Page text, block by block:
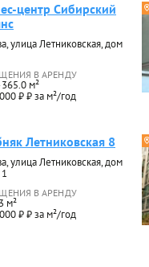
центр Сибирский
улица Летниковская, дом
В АРЕНДУ
м²
₽ ₽ за м²/год
Летниковская 8
улица Летниковская, дом
В АРЕНДУ
м²
₽ ₽ за м²/год